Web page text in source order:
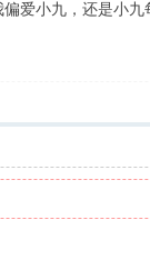
爱小九，还是小